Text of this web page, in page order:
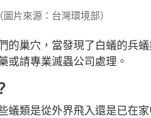
片來源：台灣環境部）
的巢穴，當發現了白蟻的兵
或請專業滅蟲公司處理。
蟻類是從外界飛入還是已在